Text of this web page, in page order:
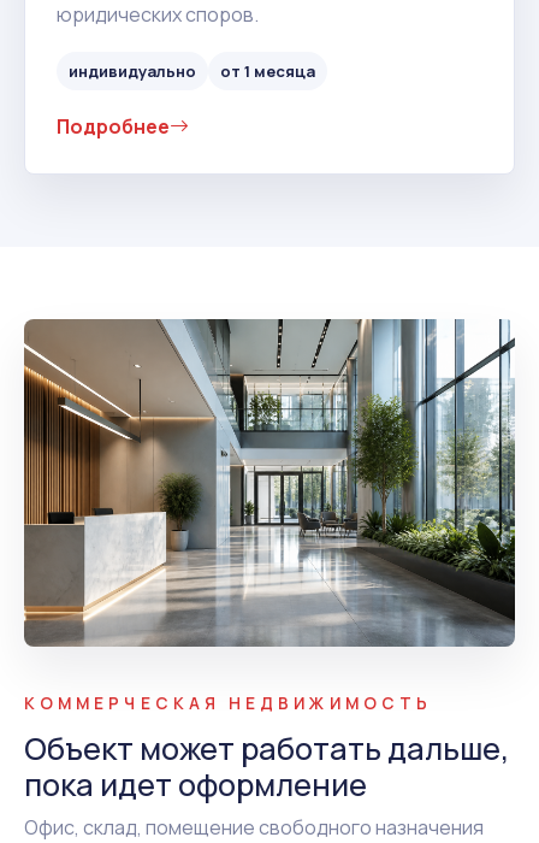
юридических споров.
индивидуально от 1 месяца
Подробнее
КОММЕРЧЕСКАЯ НЕДВИЖИМОСТЬ
Объект может работать дальше,
пока идет оформление
Офис, склад, помещение свободного назначения